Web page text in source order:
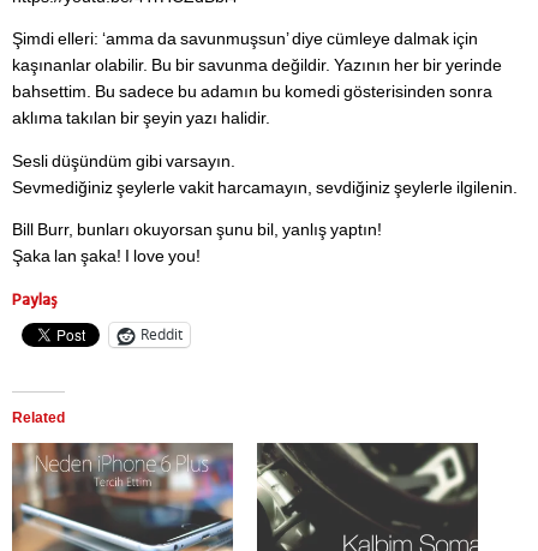
Şimdi elleri: ‘amma da savunmuşsun’ diye cümleye dalmak için
kaşınanlar olabilir. Bu bir savunma değildir. Yazının her bir yerinde
bahsettim. Bu sadece bu adamın bu komedi gösterisinden sonra
aklıma takılan bir şeyin yazı halidir.
Sesli düşündüm gibi varsayın.
Sevmediğiniz şeylerle vakit harcamayın, sevdiğiniz şeylerle ilgilenin.
Bill Burr, bunları okuyorsan şunu bil, yanlış yaptın!
Şaka lan şaka! I love you!
Paylaş
Reddit
Related